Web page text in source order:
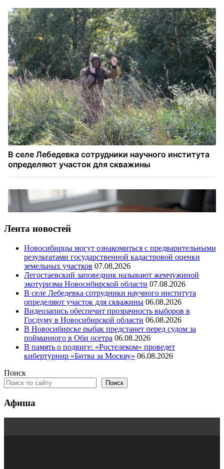
Лента новостей
Новосибирцы могут ознакомиться с предварительными
результатами государственной кадастровой оценки
земельных участков 07.08.2026
Легостаевский заповедник называют жемчужиной
экотуризма Новосибирской области 07.08.2026
В селе Лебедевка сотрудники научного института
определяют участок для скважины 06.08.2026
Видеозапись обеспечит прозрачность выборов в
Госдуму в Новосибирской области 06.08.2026
В Новосибирске рыбак предстанет перед судом за
пойманного в Оби осетра 06.08.2026
В память о подвиге: «Ростелеком» проведет
кибертурнир «Битва за Москву» 06.08.2026
Поиск
Поиск
Афиша